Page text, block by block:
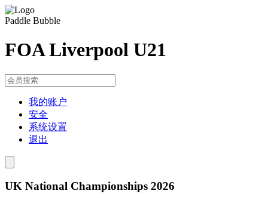
Paddle Bubble
FOA Liverpool U21
我的账户
安全
系统设置
退出
UK National Championships 2026